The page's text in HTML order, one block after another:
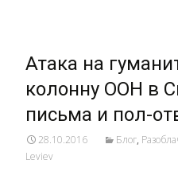
Атака на
колонну ООН в
письма и пол-
28.10.2016 Блог,
Leviev